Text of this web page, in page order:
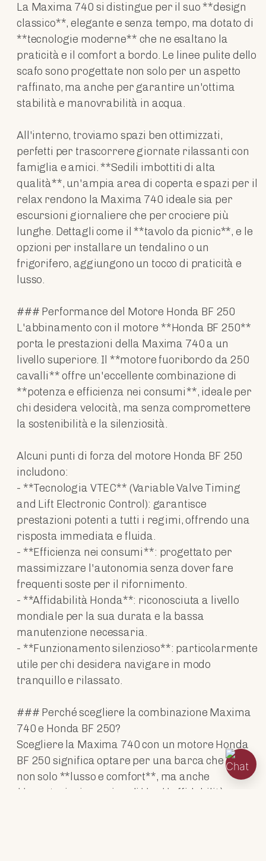
La Maxima 740 si distingue per il suo **design
classico**, elegante e senza tempo, ma dotato di
**tecnologie moderne** che ne esaltano la
praticità e il comfort a bordo. Le linee pulite dello
scafo sono progettate non solo per un aspetto
raffinato, ma anche per garantire un'ottima
stabilità e manovrabilità in acqua.
All'interno, troviamo spazi ben ottimizzati,
perfetti per trascorrere giornate rilassanti con
famiglia e amici. **Sedili imbottiti di alta
qualità**, un'ampia area di coperta e spazi per il
relax rendono la Maxima 740 ideale sia per
escursioni giornaliere che per crociere più
lunghe. Dettagli come il **tavolo da picnic**, e le
opzioni per installare un tendalino o un
frigorifero, aggiungono un tocco di praticità e
lusso.
### Performance del Motore Honda BF 250
L'abbinamento con il motore **Honda BF 250**
porta le prestazioni della Maxima 740 a un
livello superiore. Il **motore fuoribordo da 250
cavalli** offre un'eccellente combinazione di
**potenza e efficienza nei consumi**, ideale per
chi desidera velocità, ma senza compromettere
la sostenibilità e la silenziosità.
Alcuni punti di forza del motore Honda BF 250
includono:
- **Tecnologia VTEC** (Variable Valve Timing
and Lift Electronic Control): garantisce
prestazioni potenti a tutti i regimi, offrendo una
risposta immediata e fluida.
- **Efficienza nei consumi**: progettato per
massimizzare l'autonomia senza dover fare
frequenti soste per il rifornimento.
- **Affidabilità Honda**: riconosciuta a livello
mondiale per la sua durata e la bassa
manutenzione necessaria.
- **Funzionamento silenzioso**: particolarmente
utile per chi desidera navigare in modo
tranquillo e rilassato.
### Perché scegliere la combinazione Maxima
740 e Honda BF 250?
Scegliere la Maxima 740 con un motore Honda
BF 250 significa optare per una barca che offre
non solo **lusso e comfort**, ma anche
**prestazioni eccezionali** e **affidabilità